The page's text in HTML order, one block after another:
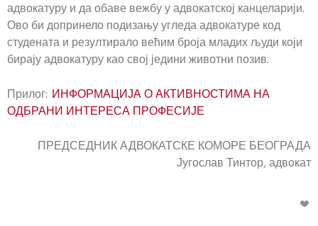
адвокатуру и да обаве вежбу у адвокатској канцеларији.
Ово би допринело подизању угледа адвокатуре код
студената и резултирало већим броја младих људи који
бирају адвокатуру као свој једини животни позив.
Прилог: ИНФОРМАЦИЈА О АКТИВНОСТИМА НА
ОДБРАНИ ИНТЕРЕСА ПРОФЕСИЈЕ
ПРЕДСЕДНИК АДВОКАТСКЕ КОМОРЕ БЕОГРАДА
Југослав Тинтор, адвокат